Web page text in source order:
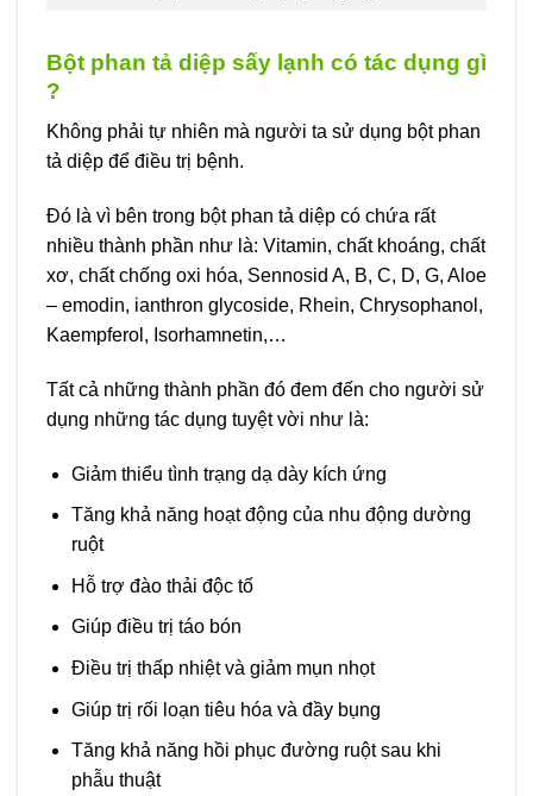
Bột phan tả diệp sấy lạnh có tác dụng gì
?
Không phải tự nhiên mà người ta sử dụng bột phan
tả diệp để điều trị bệnh.
Đó là vì bên trong bột phan tả diệp có chứa rất
nhiều thành phần như là: Vitamin, chất khoáng, chất
xơ, chất chống oxi hóa, Sennosid A, B, C, D, G, Aloe
– emodin, ianthron glycoside, Rhein, Chrysophanol,
Kaempferol, Isorhamnetin,…
Tất cả những thành phần đó đem đến cho người sử
dụng những tác dụng tuyệt vời như là:
Giảm thiểu tình trạng dạ dày kích ứng
Tăng khả năng hoạt động của nhu động dường
ruột
Hỗ trợ đào thải độc tố
Giúp điều trị táo bón
Điều trị thấp nhiệt và giảm mụn nhọt
Giúp trị rối loạn tiêu hóa và đầy bụng
Tăng khả năng hồi phục đường ruột sau khi
phẫu thuật